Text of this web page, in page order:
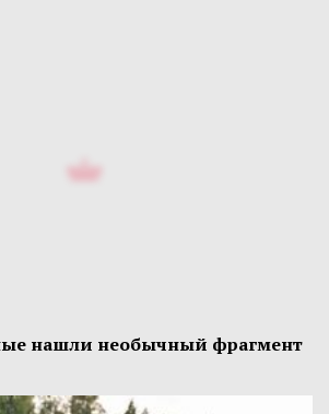
нашли необычный фрагмент